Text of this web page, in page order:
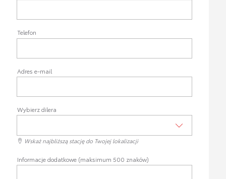
Telefon
Adres e-mail
Wybierz dilera
Wskaż najbliższą stację do Twojej lokalizacji
Informacje dodatkowe (maksimum 500 znaków)